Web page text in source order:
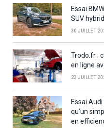
Essai
SUV
30 JUILLET
Trodo.fr :
en ligne
23 JUILLET
Essai
qu’un
en